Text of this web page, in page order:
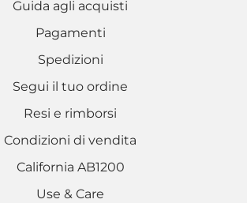
Guida agli acquisti
Pagamenti
Spedizioni
Segui il tuo ordine
Resi e rimborsi
Condizioni di vendita
California AB1200
Use & Care